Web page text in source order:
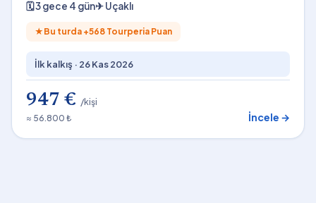
🗓3 gece 4 gün✈Uçaklı
★ Bu turda +568 Tourperia Puan
İlk kalkış · 26 Kas 2026
947 € /kişi
≈ 56.800 ₺
İncele →